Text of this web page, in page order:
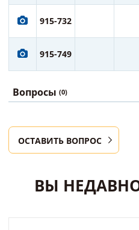
915-732
915-749
Вопросы (0)
ОСТАВИТЬ ВОПРОС
ВЫ